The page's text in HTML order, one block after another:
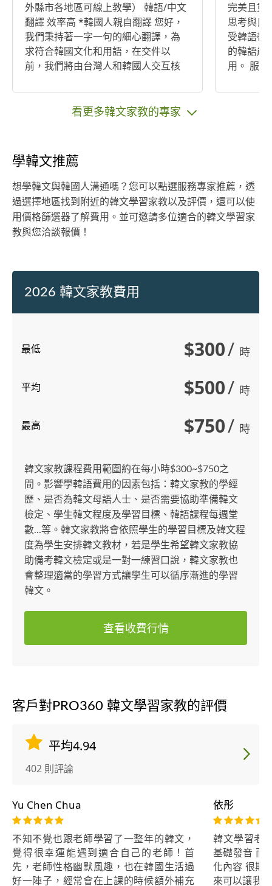
外縣市各地區可線上教學） 韓語/中文
翻譯 效率高 *韓國人親自翻譯 您好，
我們秉持著一字一句的細心翻譯，為
求符合韓國文化和用語，在交件以
前，我們將由台灣人和韓國人交互核
交託的案件時，馬上細讀了解案件內
容、客戶需要，並且即時評估案件翻
以赴！
完美且重
思考與良
受韓語帶
的韓語能
用。 服
您所受過
看更多韓文家教的專家
學韓文推薦
想學韓文與韓國人溝通嗎？您可以點選服務專家推薦，透
過選擇地區找到附近的韓文學習家教以及評價，還可以使
用價格篩選器了解費用。並可邀請多位適合的韓文學習家
教與您洽談報價！
2026 韓文家教費用
最低 $300/ 時
平均 $500/ 時
最高 $750/ 時
韓文家教課程費用範圍約在每小時$300~$750之
間。影響學韓語費用的因素包括：韓文家教的學經
歷、是否為韓文母語人士、是否需要協助準備韓文
檢定、學生韓文程度及學習目標、韓語課程每週堂
數...等。韓文家教將會依照學生的學習目標及韓文程
度為學生安排韓文教材，若是學生希望韓文家教協
助備考韓文檢定或是一對一練習口說，韓文家教也
會整理適當的學習方式讓學生可以循序漸進的學習
韓文。
查看收費行情
客戶對PRO360 韓文學習家教的評價
平均4.94
402 則評論
Yu Chen Chua
不知不覺也跟老師學習了一整年的韓文，
覺得很幸運能遇到適合自己的老師！首
先，老師性格幽默風趣，也在韓國生活過
好一陣子，經常會在上課的時候額外補充
依彤
韓文學習老
基礎發音 而
化內容 很期
來可以讓我